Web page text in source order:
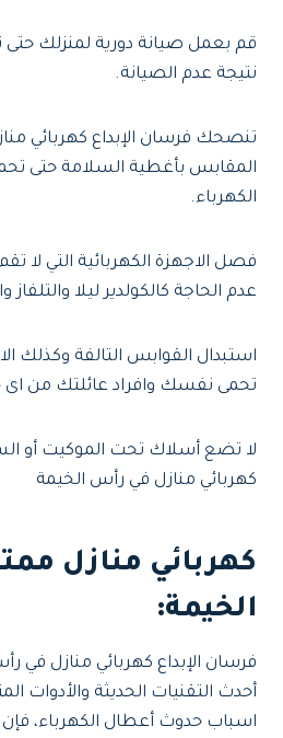
قم بعمل صيانة دورية لمنزلك حتى
نتيجة عدم الصيانة.
تنصحك فرسان الإبداع كهربائي
المقابس بأغطية السلامة حتى
الكهرباء.
فصل الاجهزة الكهربائية التي لا
عدم الحاجة كالكولدير ليلا والتلفاز
استبدال القوابس التالفة وكذلك
تحمى نفسك وافراد عائلتك من
لا تضع أسلاك تحت الموكيت أو
كهربائي منازل في رأس الخيمة
كهربائي منازل
الخيمة:
فرسان الإبداع كهربائي منازل في
أحدث التقنيات الحديثة والأدوات
اسباب حدوث أعطال الكهرباء، فإن